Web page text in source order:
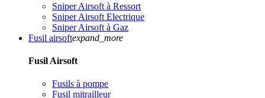
Sniper Airsoft à Ressort
Sniper Airsoft Electrique
Sniper Airsoft à Gaz
Fusil airsoftexpand_more
Fusil Airsoft
Fusils à pompe
Fusil mitrailleur